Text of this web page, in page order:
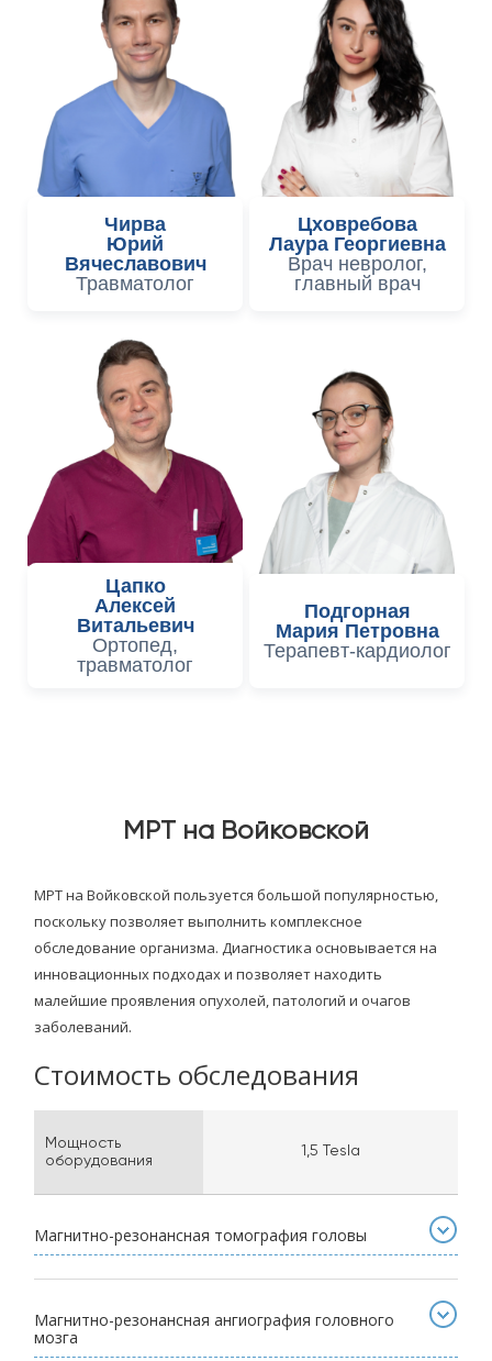
Чирва
Юрий
Вячеславович
Травматолог
Цховребова
Лаура Георгиевна
Врач невролог,
главный врач
Цапко
Алексей
Витальевич
Ортопед,
травматолог
Подгорная
Мария Петровна
Терапевт-кардиолог
МРТ на Войковской
МРТ на Войковской пользуется большой популярностью,
поскольку позволяет выполнить комплексное
обследование организма. Диагностика основывается на
инновационных подходах и позволяет находить
малейшие проявления опухолей, патологий и очагов
заболеваний.
Стоимость обследования
Мощность
оборудования
1,5 Tesla
Магнитно-резонансная томография головы
Магнитно-резонансная ангиография головного
мозга